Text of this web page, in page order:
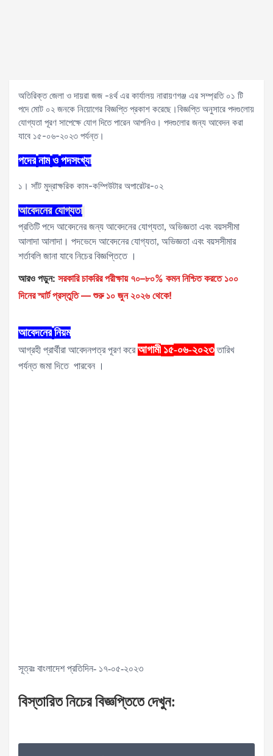
অতিরিক্ত জেলা ও দায়রা জজ -৪র্থ এর কার্যালয় নারায়ণগঞ্জ এর সম্প্রতি ০১ টি
পদে মোট ০২ জনকে নিয়োগের বিজ্ঞপ্তি প্রকাশ করেছে।বিজ্ঞপ্তি অনুসারে পদগুলোয়
যোগ্যতা পূরণ সাপেক্ষে যোগ দিতে পারেন আপনিও। পদগুলোর জন্য আবেদন করা
যাবে ১৫-০৬-২০২৩ পর্যন্ত।
পদের নাম ও পদসংখ্যা
১। সাঁট মুদ্রাক্ষরিক কাম-কম্পিউটার অপারেটর-০২
আবেদনের যোগ্যতা
প্রতিটি পদে আবেদনের জন্য আবেদনের যোগ্যতা, অভিজ্ঞতা এবং বয়সসীমা
আলাদা আলাদা। পদভেদে আবেদনের যোগ্যতা, অভিজ্ঞতা এবং বয়সসীমার
শর্তাবলি জানা যাবে নিচের বিজ্ঞপ্তিতে ।
আরও পড়ুন: সরকারি চাকরির পরীক্ষায় ৭০–৮০% কমন নিশ্চিত করতে ১০০
দিনের স্মার্ট প্রস্তুতি — শুরু ১০ জুন ২০২৬ থেকে!
আবেদনের নিয়ম
আগ্রহী প্রার্থীরা আবেদনপত্র পূরণ করে আগামী ১৫-০৬-২০২৩ তারিখ
পর্যন্ত জমা দিতে পারবেন ।
সূত্রঃ বাংলাদেশ প্রতিদিন- ১৭-০৫-২০২৩
বিস্তারিতনিচেরবিজ্ঞপ্তিতে দেখুন: